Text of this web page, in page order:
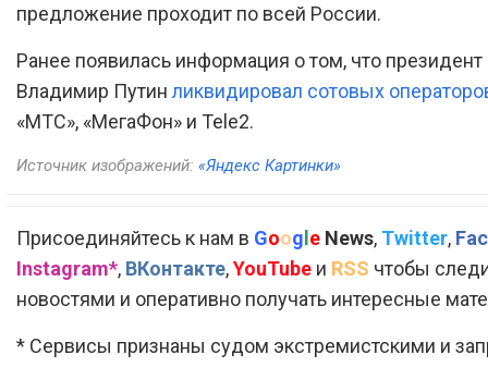
предложение проходит по всей России.
Ранее появилась информация о том, что
Владимир Путин ликвидировал сотовых
«МТС», «МегаФон» и Tele2.
Источник изображений: «Яндекс Картинки»
Присоединяйтесь к нам в Google News, Twitter,
Instagram*, ВКонтакте,YouTube и RSS чтобы
новостями и оперативно получать интересные
* Сервисы признаны судом экстремистскими и